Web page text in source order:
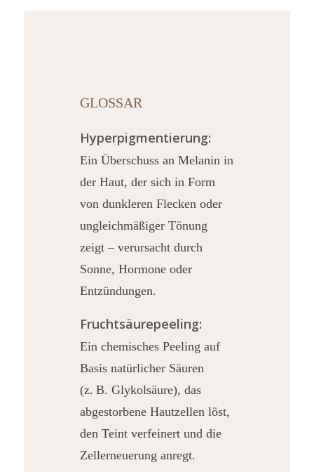
GLOSSAR
Hyperpigmentierung:
Ein Überschuss an Melanin in
der Haut, der sich in Form
von dunkleren Flecken oder
ungleichmäßiger Tönung
zeigt – verursacht durch
Sonne, Hormone oder
Entzündungen.
Fruchtsäurepeeling:
Ein chemisches Peeling auf
Basis natürlicher Säuren
(z. B. Glykolsäure), das
abgestorbene Hautzellen löst,
den Teint verfeinert und die
Zellerneuerung anregt.